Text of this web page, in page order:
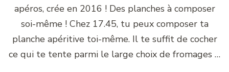
apéros, crée en 2016 ! Des planches à composer
soi-même ! Chez 17.45, tu peux composer ta
planche apéritive toi-même. Il te suffit de cocher
ce qui te tente parmi le large choix de fromages …